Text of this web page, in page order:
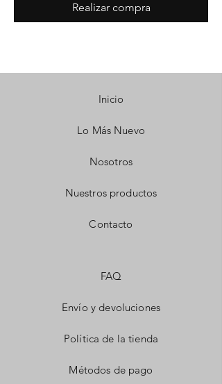
Realizar compra
Inicio
Lo Más Nuevo
Nosotros
Nuestros productos
Contacto
FAQ
Envío y devoluciones
Política de la tienda
Métodos de pago